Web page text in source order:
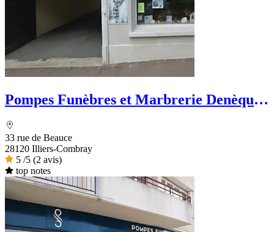
Pompes Funèbres et Marbrerie Denèque -
33 rue de Beauce
28120 Illiers-Combray
5 /5 (2 avis)
top notes